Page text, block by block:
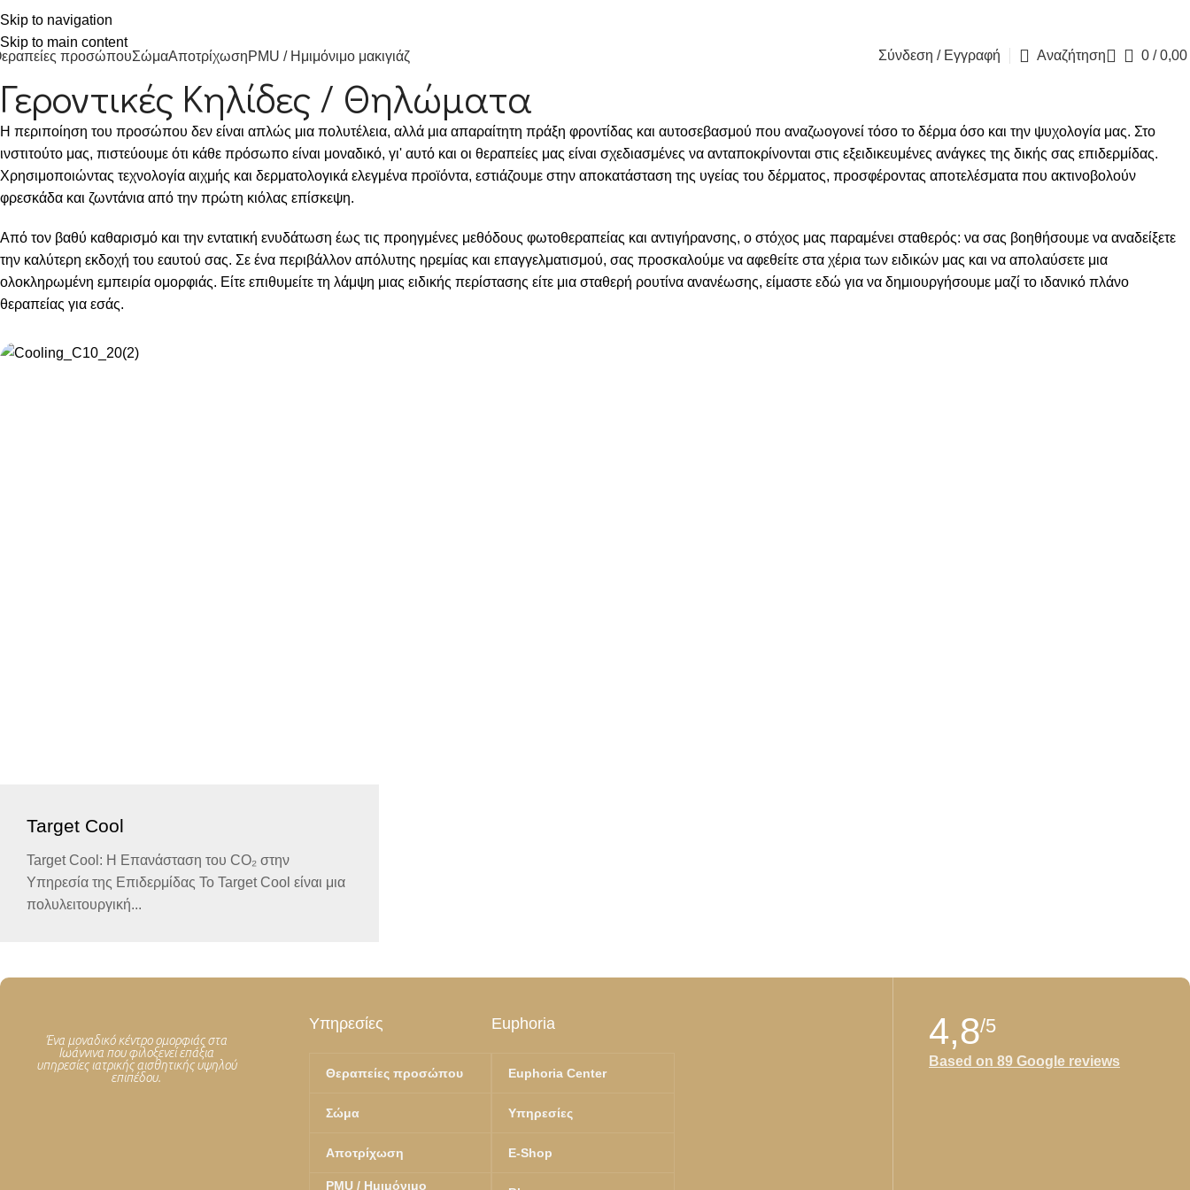
Skip to navigation
Skip to main content
Νικολάτου 19 γωνία με Πάφου, Ιωάννινα
προσώπουΣώμαΑποτρίχωσηPMU / Ημιμόνιμο μακιγιάζ Σύνδεση / Εγγραφή Αναζήτηση 0 / 0,00
Γεροντικές Κηλίδες / Θηλώματα
Η περιποίηση του προσώπου δεν είναι απλώς μια πολυτέλεια, αλλά μια απαραίτητη πράξη φροντίδας και αυτοσεβασμού που αναζωογονεί τόσο το δέρμα όσο και την ψυχολογία μας. Στο
ινστιτούτο μας, πιστεύουμε ότι κάθε πρόσωπο είναι μοναδικό, γι' αυτό και οι θεραπείες μας είναι σχεδιασμένες να ανταποκρίνονται στις εξειδικευμένες ανάγκες της δικής σας επιδερμίδας.
Χρησιμοποιώντας τεχνολογία αιχμής και δερματολογικά ελεγμένα προϊόντα, εστιάζουμε στην αποκατάσταση της υγείας του δέρματος, προσφέροντας αποτελέσματα που ακτινοβολούν
φρεσκάδα και ζωντάνια από την πρώτη κιόλας επίσκεψη.
Από τον βαθύ καθαρισμό και την εντατική ενυδάτωση έως τις προηγμένες μεθόδους φωτοθεραπείας και αντιγήρανσης, ο στόχος μας παραμένει σταθερός: να σας βοηθήσουμε να αναδείξετε
την καλύτερη εκδοχή του εαυτού σας. Σε ένα περιβάλλον απόλυτης ηρεμίας και επαγγελματισμού, σας προσκαλούμε να αφεθείτε στα χέρια των ειδικών μας και να απολαύσετε μια
ολοκληρωμένη εμπειρία ομορφιάς. Είτε επιθυμείτε τη λάμψη μιας ειδικής περίστασης είτε μια σταθερή ρουτίνα ανανέωσης, είμαστε εδώ για να δημιουργήσουμε μαζί το ιδανικό πλάνο
θεραπείας για εσάς.
Target Cool
Target Cool: Η Επανάσταση του CO₂ στην
Υπηρεσία της Επιδερμίδας Το Target Cool είναι μια
πολυλειτουργική...
Ένα μοναδικό κέντρο ομορφιάς στα
Ιωάννινα που φιλοξενεί επάξια
υπηρεσίες ιατρικής αισθητικής υψηλού
επιπέδου.
Υπηρεσίες
Θεραπείες προσώπου
Σώμα
Αποτρίχωση
PMU / Ημιμόνιμο
Euphoria
Euphoria Center
Υπηρεσίες
E-Shop
4,8/5
Based on 89 Google reviews